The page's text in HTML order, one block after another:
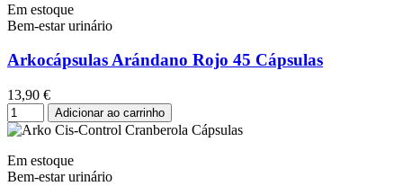
Em estoque
Bem-estar urinário
Arkocápsulas Arándano Rojo 45 Cápsulas
13,90 €
Adicionar ao carrinho
Em estoque
Bem-estar urinário